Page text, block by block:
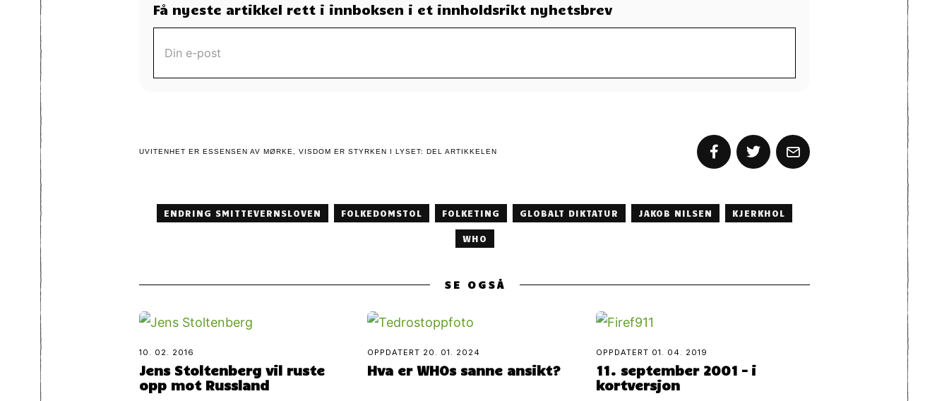
Få nyeste artikkel rett i innboksen i et innholdsrikt nyhetsbrev
UVITENHET ER ESSENSEN AV MØRKE, VISDOM ER STYRKEN I LYSET: DEL ARTIKKELEN
ENDRING SMITTEVERNSLOVEN FOLKEDOMSTOL FOLKETING GLOBALT DIKTATUR JAKOB NILSEN KJERKHOL
WHO
SE OGSÅ
10. 02. 2016
Jens Stoltenberg vil ruste
opp mot Russland
OPPDATERT 20. 01. 2024
Hva er WHOs sanne ansikt?
OPPDATERT 01. 04. 2019
11. september 2001 – i
kortversjon